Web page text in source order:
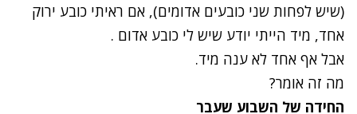
(שיש לפחות שני כובעים אדומים), אם ראיתי כובע ירוק
אחד, מיד הייתי יודע שיש לי כובע אדום .
אבל אף אחד לא ענה מיד.
מה זה אומר?
החידה של השבוע שעבר